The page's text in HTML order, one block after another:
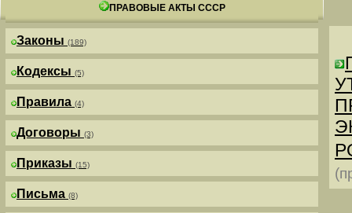
ПРАВОВЫЕ АКТЫ СССР
Законы (189)
Кодексы (5)
Правила (4)
Договоры (3)
Приказы (15)
Письма (8)